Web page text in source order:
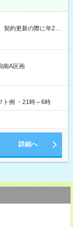
契約更新の際に年2回
夜割増賃金 (22:00～
与は本採用時と同じ
南A区画
ト例 ・21時～6時
詳細へ